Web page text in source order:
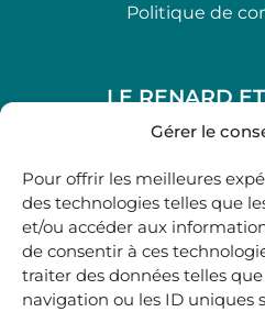
Gérer le
Pour offrir les meilleures
des technologies telles que
et/ou accéder aux
de consentir à ces
traiter des données telles
navigation ou les ID uniques
Politique de
LE RENARD
48, rue Maubec
05 40 41
.
MARDI AU
10H00-12H45 |